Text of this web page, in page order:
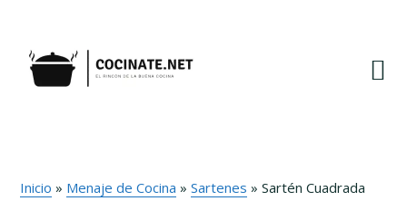
navegación
principal
contenido
principal
Inicio » Menaje de Cocina »Sartenes »Sartén Cuadrada